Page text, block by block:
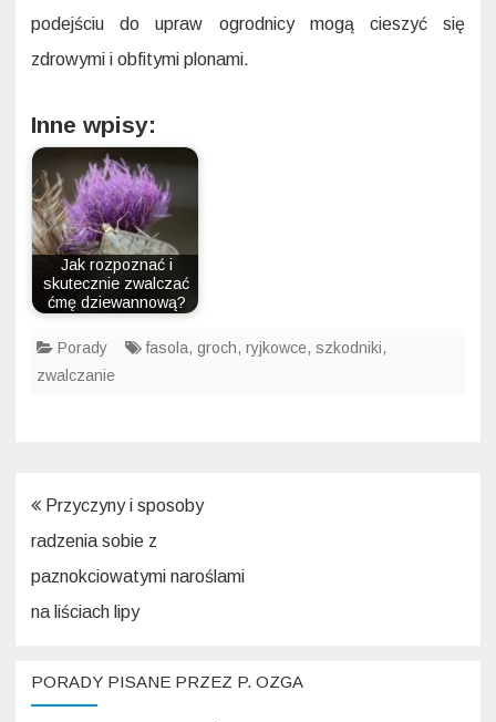
podejściu do upraw ogrodnicy mogą cieszyć się
zdrowymi i obfitymi plonami.
Inne wpisy:
Jak rozpoznać i
skutecznie zwalczać
ćmę dziewannową?
Porady fasola, groch, ryjkowce, szkodniki,
zwalczanie
Nawigacja
wpisu
Przyczyny i sposoby
radzenia sobie z
paznokciowatymi naroślami
na liściach lipy
PORADY PISANE PRZEZ P. OZGA